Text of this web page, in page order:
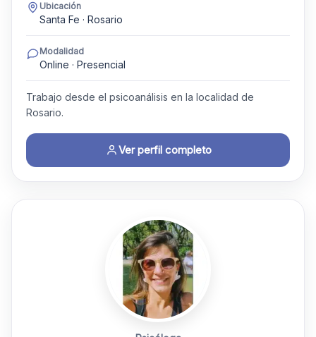
Ubicación
Santa Fe · Rosario
Modalidad
Online · Presencial
Trabajo desde el psicoanálisis en la localidad de
Rosario.
Ver perfil completo